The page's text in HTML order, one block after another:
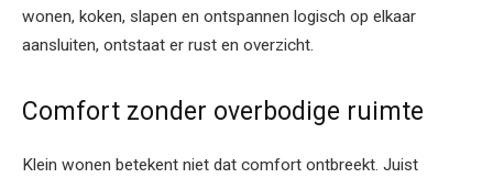
wonen, koken, slapen en ontspannen logisch op elkaar
aansluiten, ontstaat er rust en overzicht.
Comfort zonder overbodige ruimte
Klein wonen betekent niet dat comfort ontbreekt. Juist